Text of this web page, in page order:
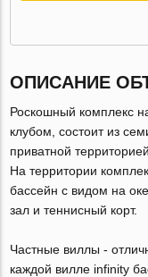
ОПИСАНИЕ
Роскошный комплекс
клубом, состоит из
приватной территорией.
На территории
бассейн с видом на
зал и теннисный корт.
Частные виллы -
каждой вилле infinity